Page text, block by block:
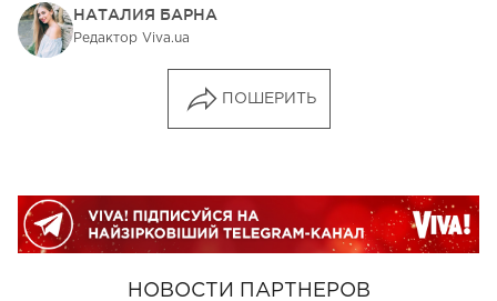
НАТАЛИЯ БАРНА
Редактор Viva.ua
ПОШЕРИТЬ
НОВОСТИ ПАРТНЕРОВ